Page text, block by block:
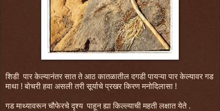
शिडी पार केल्यानंतर सात ते आठ कातळातील दगडी पायऱ्या पार केल्यावर गड
माथा ! बोचरी हवा असली तरी सूर्याचे प्रखर किरण मनोदिलासा !
गड माथ्यावरून चौफेरचे दृश्य पाहून ह्या किल्ल्याची महती लक्षात येते .